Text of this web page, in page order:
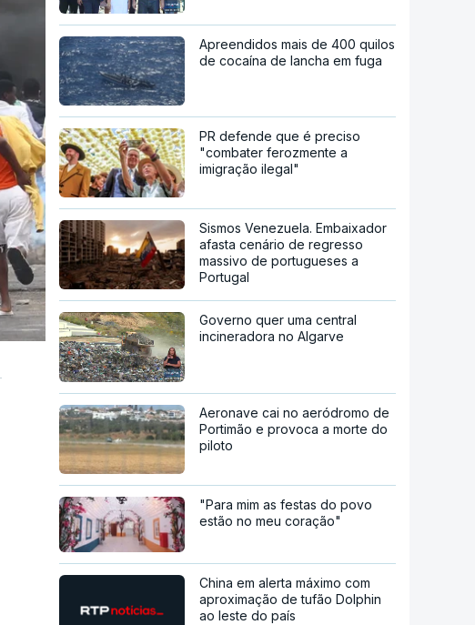
Apreendidos mais de 400 quilos
de cocaína de lancha em fuga
PR defende que é preciso
"combater ferozmente a
imigração ilegal"
Sismos Venezuela. Embaixador
afasta cenário de regresso
massivo de portugueses a
Portugal
Governo quer uma central
incineradora no Algarve
Aeronave cai no aeródromo de
Portimão e provoca a morte do
piloto
"Para mim as festas do povo
estão no meu coração"
China em alerta máximo com
aproximação de tufão Dolphin
ao leste do país